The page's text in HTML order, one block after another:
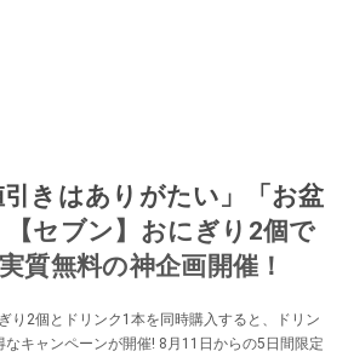
引きはありがたい」「お盆
【セブン】おにぎり2個で
質無料の神企画開催！
り2個とドリンク1本を同時購入すると、ドリン
キャンペーンが開催! 8月11日からの5日間限定